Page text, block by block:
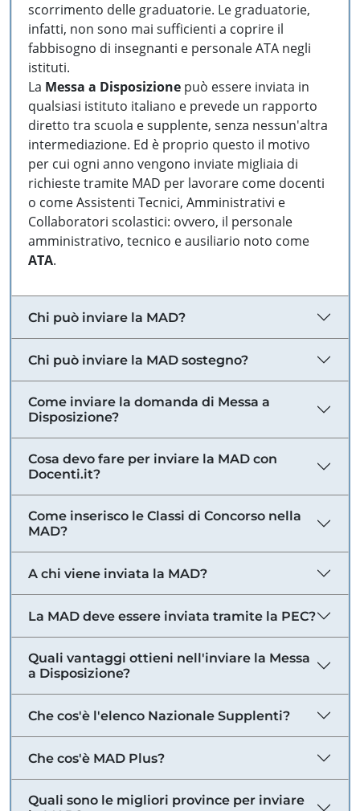
scorrimento delle graduatorie. Le graduatorie,
infatti, non sono mai sufficienti a coprire il
fabbisogno di insegnanti e personale ATA negli
istituti.
La Messa a Disposizione può essere inviata in
qualsiasi istituto italiano e prevede un rapporto
diretto tra scuola e supplente, senza nessun'altra
intermediazione. Ed è proprio questo il motivo
per cui ogni anno vengono inviate migliaia di
richieste tramite MAD per lavorare come docenti
o come Assistenti Tecnici, Amministrativi e
Collaboratori scolastici: ovvero, il personale
amministrativo, tecnico e ausiliario noto come
ATA.
Chi può inviare la MAD?
Chi può inviare la MAD sostegno?
Come inviare la domanda di Messa a
Disposizione?
Cosa devo fare per inviare la MAD con
Docenti.it?
Come inserisco le Classi di Concorso nella
MAD?
A chi viene inviata la MAD?
La MAD deve essere inviata tramite la PEC?
Quali vantaggi ottieni nell'inviare la Messa
a Disposizione?
Che cos'è l'elenco Nazionale Supplenti?
Che cos'è MAD Plus?
Quali sono le migliori province per inviare